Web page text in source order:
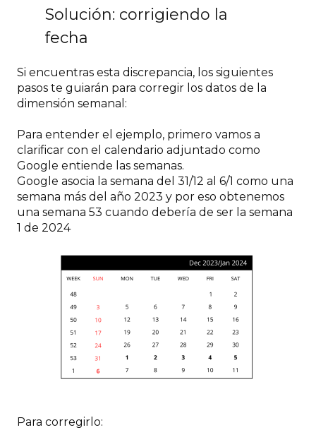
Solución: corrigiendo la
fecha
Si encuentras esta discrepancia, los siguientes
pasos te guiarán para corregir los datos de la
dimensión semanal:
Para entender el ejemplo, primero vamos a
clarificar con el calendario adjuntado como
Google entiende las semanas.
Google asocia la semana del 31/12 al 6/1 como una
semana más del año 2023 y por eso obtenemos
una semana 53 cuando debería de ser la semana
1 de 2024
Para corregirlo: